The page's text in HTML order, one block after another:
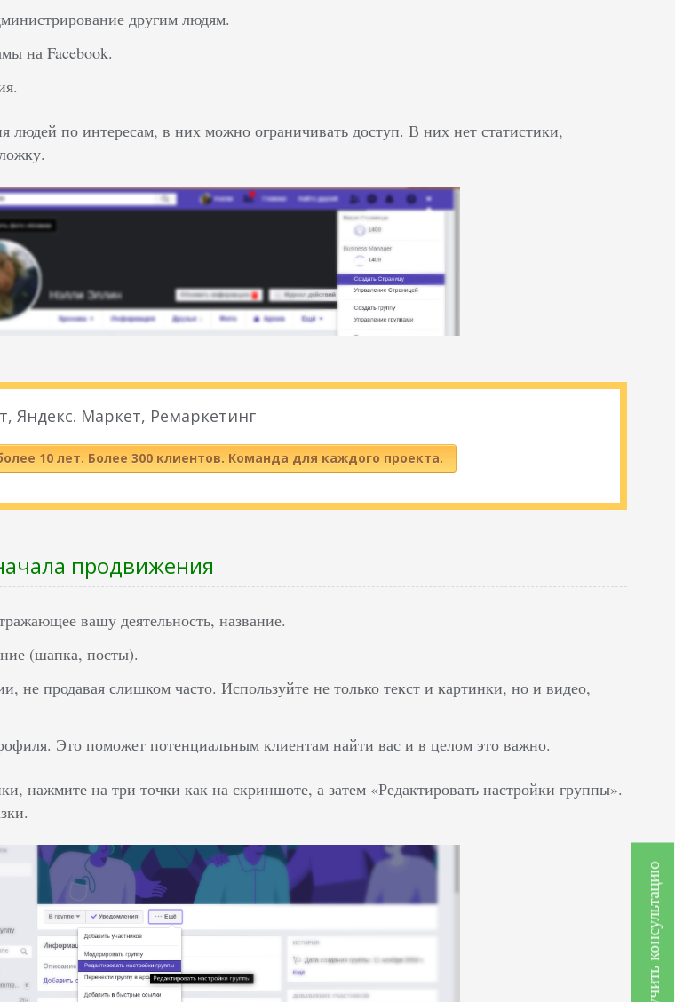
другим людям.
на Facebook.
людей по интересам, в них можно ограничивать доступ. В них нет статистики,
Яндекс. Маркет, Ремаркетинг
10 лет. Более 300 клиентов. Команда для каждого проекта.
продвижения
вашу деятельность, название.
(шапка, посты).
не продавая слишком часто. Используйте не только текст и картинки, но и видео,
Это поможет потенциальным клиентам найти вас и в целом это важно.
нажмите на три точки как на скриншоте, а затем «Редактировать настройки группы».
Получить консультацию